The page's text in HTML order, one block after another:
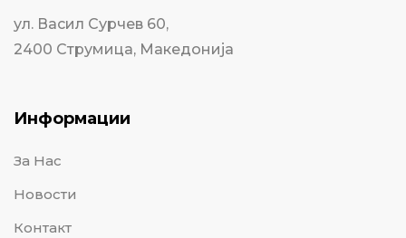
ул. Васил Сурчев 60,
2400 Струмица, Македонија
Информации
За Нас
Новости
Контакт